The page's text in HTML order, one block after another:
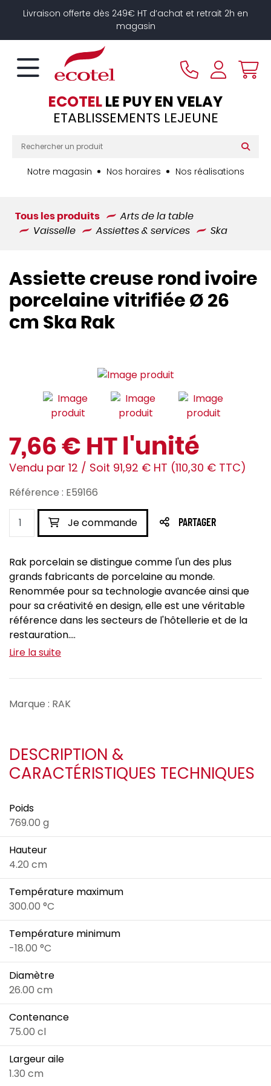
Livraison offerte dès 249€ HT d’achat et retrait 2h en
magasin
ECOTELLE PUY EN VELAY
ETABLISSEMENTS LEJEUNE
Notre magasin Nos horaires Nos réalisations
Tous les produits
Arts de la table
Vaisselle
Assiettes & services Ska
Assiette creuse rond ivoire
porcelaine vitrifiée Ø 26
cm Ska Rak
7,66 € HT l'unité
Vendu par 12 / Soit 91,92 € HT (110,30 € TTC)
Référence : E59166
Je commande PARTAGER
Rak porcelain se distingue comme l'un des plus
grands fabricants de porcelaine au monde.
Renommée pour sa technologie avancée ainsi que
pour sa créativité en design, elle est une véritable
référence dans les secteurs de l'hôtellerie et de la
restauration....
Lire la suite
Marque : RAK
DESCRIPTION &
CARACTÉRISTIQUES TECHNIQUES
Poids
769.00 g
Hauteur
4.20 cm
Température maximum
300.00 °C
Température minimum
-18.00 °C
Diamètre
26.00 cm
Contenance
75.00 cl
Largeur aile
1.30 cm
Panneau de gestion des cookies